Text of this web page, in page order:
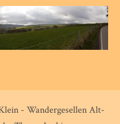
- Wandergesellen Alt-